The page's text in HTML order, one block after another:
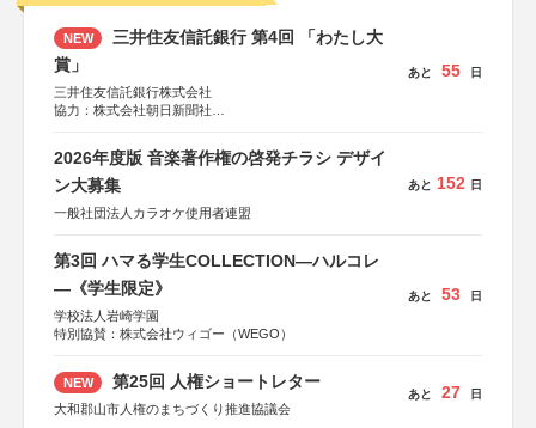
NEW
三井住友信託銀行 第4回 「わたし大
賞」
三井住友信託銀行株式会社
協力：株式会社朝日新聞社
あと 55 日
2026年度版 音楽著作権の啓発チラシ デザイ
ン大募集
一般社団法人カラオケ使用者連盟
あと 152 日
第3回 ハマる学生COLLECTION―ハルコレ
―《学生限定》
学校法人岩崎学園
特別協賛：株式会社ウィゴー（WEGO）
あと 53 日
NEW 第25回 人権ショートレター
大和郡山市人権のまちづくり推進協議会
あと 27 日